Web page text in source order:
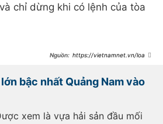
chỉ dừng khi có lệnh của tòa
https://vietnamnet.vn/loat-
phong-2364564.html
bậc nhất Quảng Nam vào
xem là vựa hải sản đầu mối